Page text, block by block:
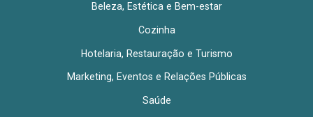
Beleza, Estética e Bem-estar
Cozinha
Hotelaria, Restauração e Turismo
Marketing, Eventos e Relações Públicas
Saúde